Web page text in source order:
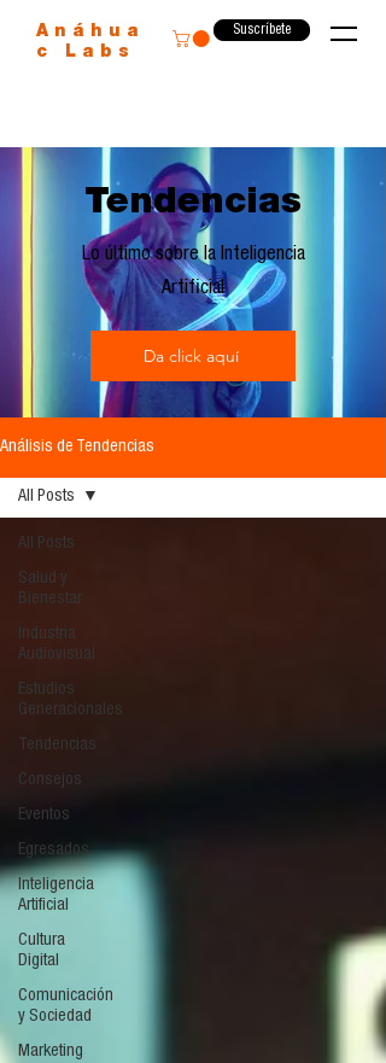
Anáhua
c Labs
Suscríbete
Tendencias
Lo último sobre la Inteligencia
Artificial
Da click aquí
Análisis de Tendencias
All Posts
Salud y
Bienestar
Industria
Audiovisual
Estudios
Generacionales
Tendencias
Consejos
Eventos
Egresados
Inteligencia
Artificial
Cultura
Digital
Comunicación
y Sociedad
Marketing
All Posts